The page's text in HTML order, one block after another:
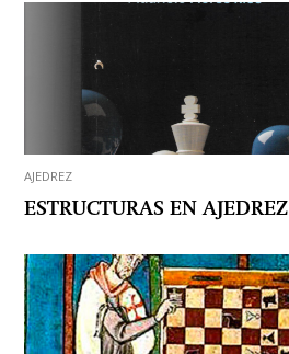
AJEDREZ
ESTRUCTURAS EN AJEDREZ